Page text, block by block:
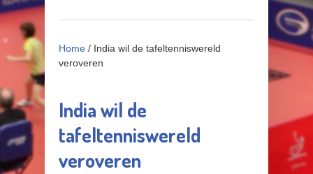
Home / India wil de tafeltenniswereld
veroveren
India wil de
tafeltenniswereld
veroveren